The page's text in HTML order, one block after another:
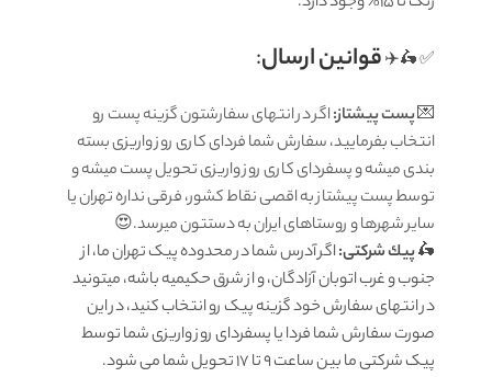
✅ 🛵✈️قوانين ارسال:
💌پست پیشتاز:اگر در انتهای سفارشتون گزینه پست رو
انتخاب بفرمایید، سفارش شما فردای کاری روز واریزی بسته
بندی میشه و پسفردای کاری روز واریزی تحویل پست میشه و
توسط پست پیشتاز به اقصی نقاط کشور، فرقی نداره تهران یا
سایر شهرها و روستاهای ایران به دستتون میرسد.😍
🛵پيك شرکتی:اگر آدرس شما در محدوده پیک تهران ما، از
جنوب و غرب اتوبان آزادگان، و از شرق حکیمیه باشه، میتونید
در انتهای سفارش خود گزینه پیک رو انتخاب کنید، در این
صورت سفارش شما فردا یا پسفردای روز واريزى شما توسط
پیک شرکتی ما بين ساعت 9 تا 17 تحويل شما مى شود.